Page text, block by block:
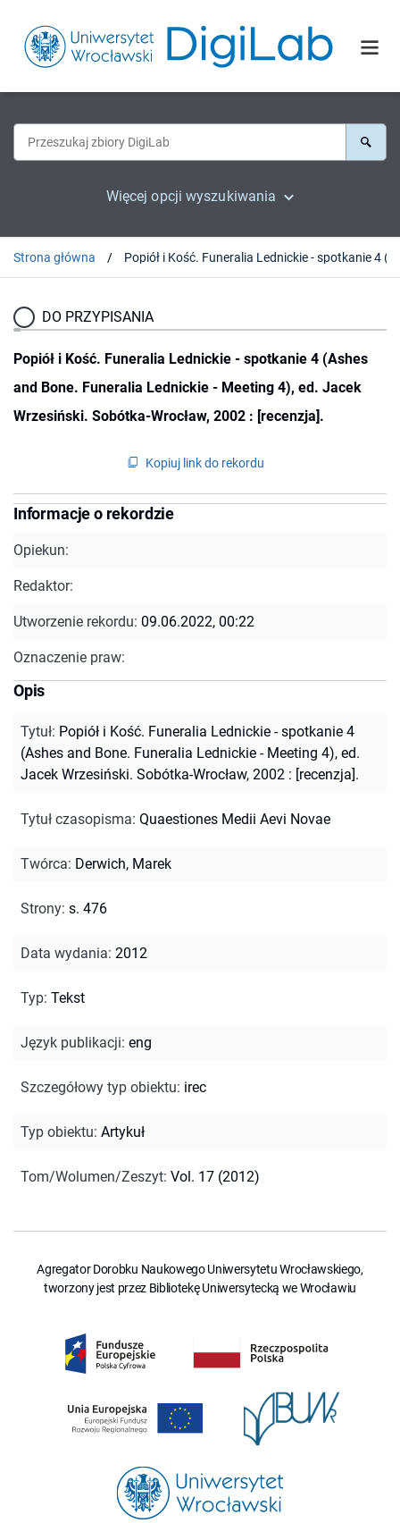
Więcej opcji wyszukiwania
Strona główna
DO PRZYPISANIA
Popiół i Kość. Funeralia Lednickie - spotkanie 4 (Ashes
and Bone. Funeralia Lednickie - Meeting 4), ed. Jacek
Wrzesiński. Sobótka-Wrocław, 2002 : [recenzja].
Kopiuj link do rekordu
Informacje o rekordzie
Opiekun:
Redaktor:
Utworzenie rekordu: 09.06.2022, 00:22
Oznaczenie praw:
Opis
Tytuł: Popiół i Kość. Funeralia Lednickie - spotkanie 4
(Ashes and Bone. Funeralia Lednickie - Meeting 4), ed.
Jacek Wrzesiński. Sobótka-Wrocław, 2002 : [recenzja].
Tytuł czasopisma: Quaestiones Medii Aevi Novae
Twórca: Derwich, Marek
Strony: s. 476
Data wydania: 2012
Typ: Tekst
Język publikacji: eng
Szczegółowy typ obiektu: irec
Typ obiektu: Artykuł
Tom/Wolumen/Zeszyt: Vol. 17 (2012)
Agregator Dorobku Naukowego Uniwersytetu Wrocławskiego,
tworzony jest przez Bibliotekę Uniwersytecką we Wrocławiu